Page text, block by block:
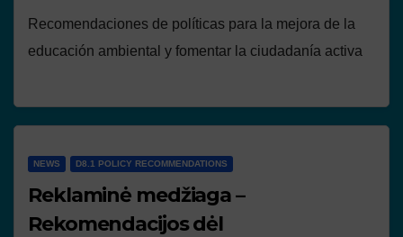
Recomendaciones de políticas para la mejora de la
educación ambiental y fomentar la ciudadanía activa
NEWS D8.1 POLICY RECOMMENDATIONS
Reklaminė medžiaga –
Rekomendacijos dėl